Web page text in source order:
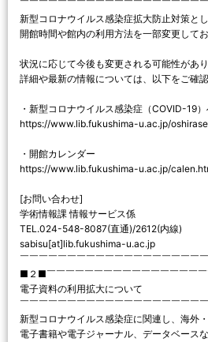
￣￣￣￣￣￣￣￣￣￣￣￣￣￣￣￣￣￣￣
新型コロナウイルス感染症拡大防止対策と
開館時間や館内の利用方法を一部変更してお
状況に応じて今後も変更される可能性があ
詳細や最新の情報については、以下をご確認
・新型コロナウイルス感染症（COVID-19
https://www.lib.fukushima-u.ac.jp/
・開館カレンダー
https://www.lib.fukushima-u.ac.jp/
[お問い合わせ]
学術情報課 情報サービス係
TEL.024-548-8087(直通)/2612(内線)
sabisu[at]lib.fukushima-u.ac.jp
￣￣￣￣￣￣￣￣￣￣￣￣￣￣￣￣￣￣￣
■２■￣￣￣￣￣￣￣￣￣￣￣￣￣￣￣￣
電子資料の利用拡大について
￣￣￣￣￣￣￣￣￣￣￣￣￣￣￣￣￣￣￣
新型コロナウイルス感染症に関連し、海外
電子書籍や電子ジャーナル、データベース